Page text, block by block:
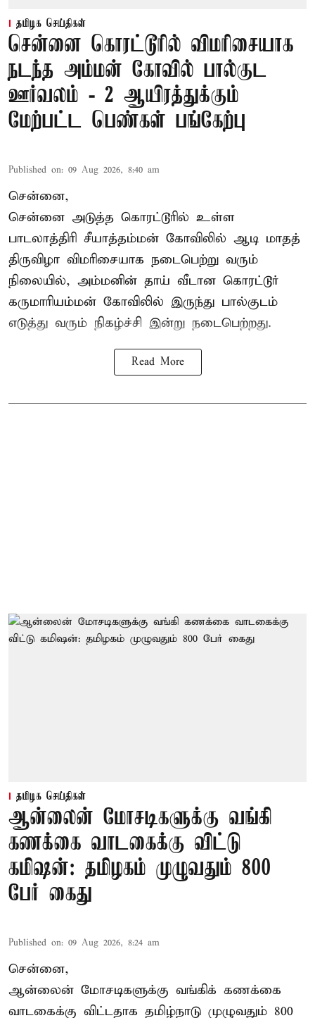
தமிழக செய்திகள்
சென்னை கொரட்டூரில் விமரிசையாக
நடந்த அம்மன் கோவில் பால்குட
ஊர்வலம் - 2 ஆயிரத்துக்கும்
மேற்பட்ட பெண்கள் பங்கேற்பு
Published on: 09 Aug 2026, 8:40 am
சென்னை,
சென்னை அடுத்த கொரட்டூரில் உள்ள
பாடலாத்திரி சீயாத்தம்மன் கோவிலில் ஆடி மாதத்
திருவிழா விமரிசையாக நடைபெற்று வரும்
நிலையில், அம்மனின் தாய் வீடான கொரட்டூர்
கருமாரியம்மன் கோவிலில் இருந்து பால்குடம்
எடுத்து வரும் நிகழ்ச்சி இன்று நடைபெற்றது.
Read More
தமிழக செய்திகள்
ஆன்லைன் மோசடிகளுக்கு வங்கி
கணக்கை வாடகைக்கு விட்டு
கமிஷன்: தமிழகம் முழுவதும் 800
பேர் கைது
Published on: 09 Aug 2026, 8:24 am
சென்னை,
ஆன்லைன் மோசடிகளுக்கு வங்கிக் கணக்கை
வாடகைக்கு விட்டதாக தமிழ்நாடு முழுவதும் 800